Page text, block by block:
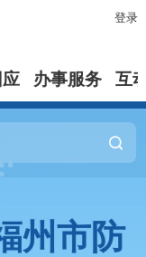
登录
办事服务 互
州市防